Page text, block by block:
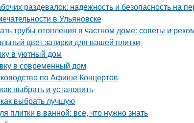
раздевалок: надежность и безопасность на
в Ульяновске
трубы отопления в частном доме: советы и
цвет затирки для вашей плитки
в уютный дом
в современный дом
по Афише Концертов
выбрать и установить
выбрать лучшую
плитки в ванной: все, что нужно знать